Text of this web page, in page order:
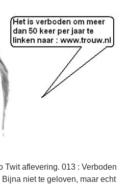
Twit aflevering. 013 : Verboden
Bijna niet te geloven, maar echt